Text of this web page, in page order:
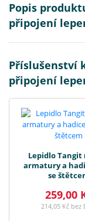
Popis
připojení
Příslušenství
připojení
Lepidlo Tangit
armatury a
se
259,00
214,05 Kč bez